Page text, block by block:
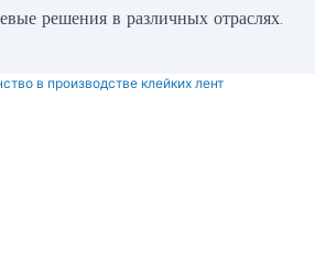
решения в различных отраслях.